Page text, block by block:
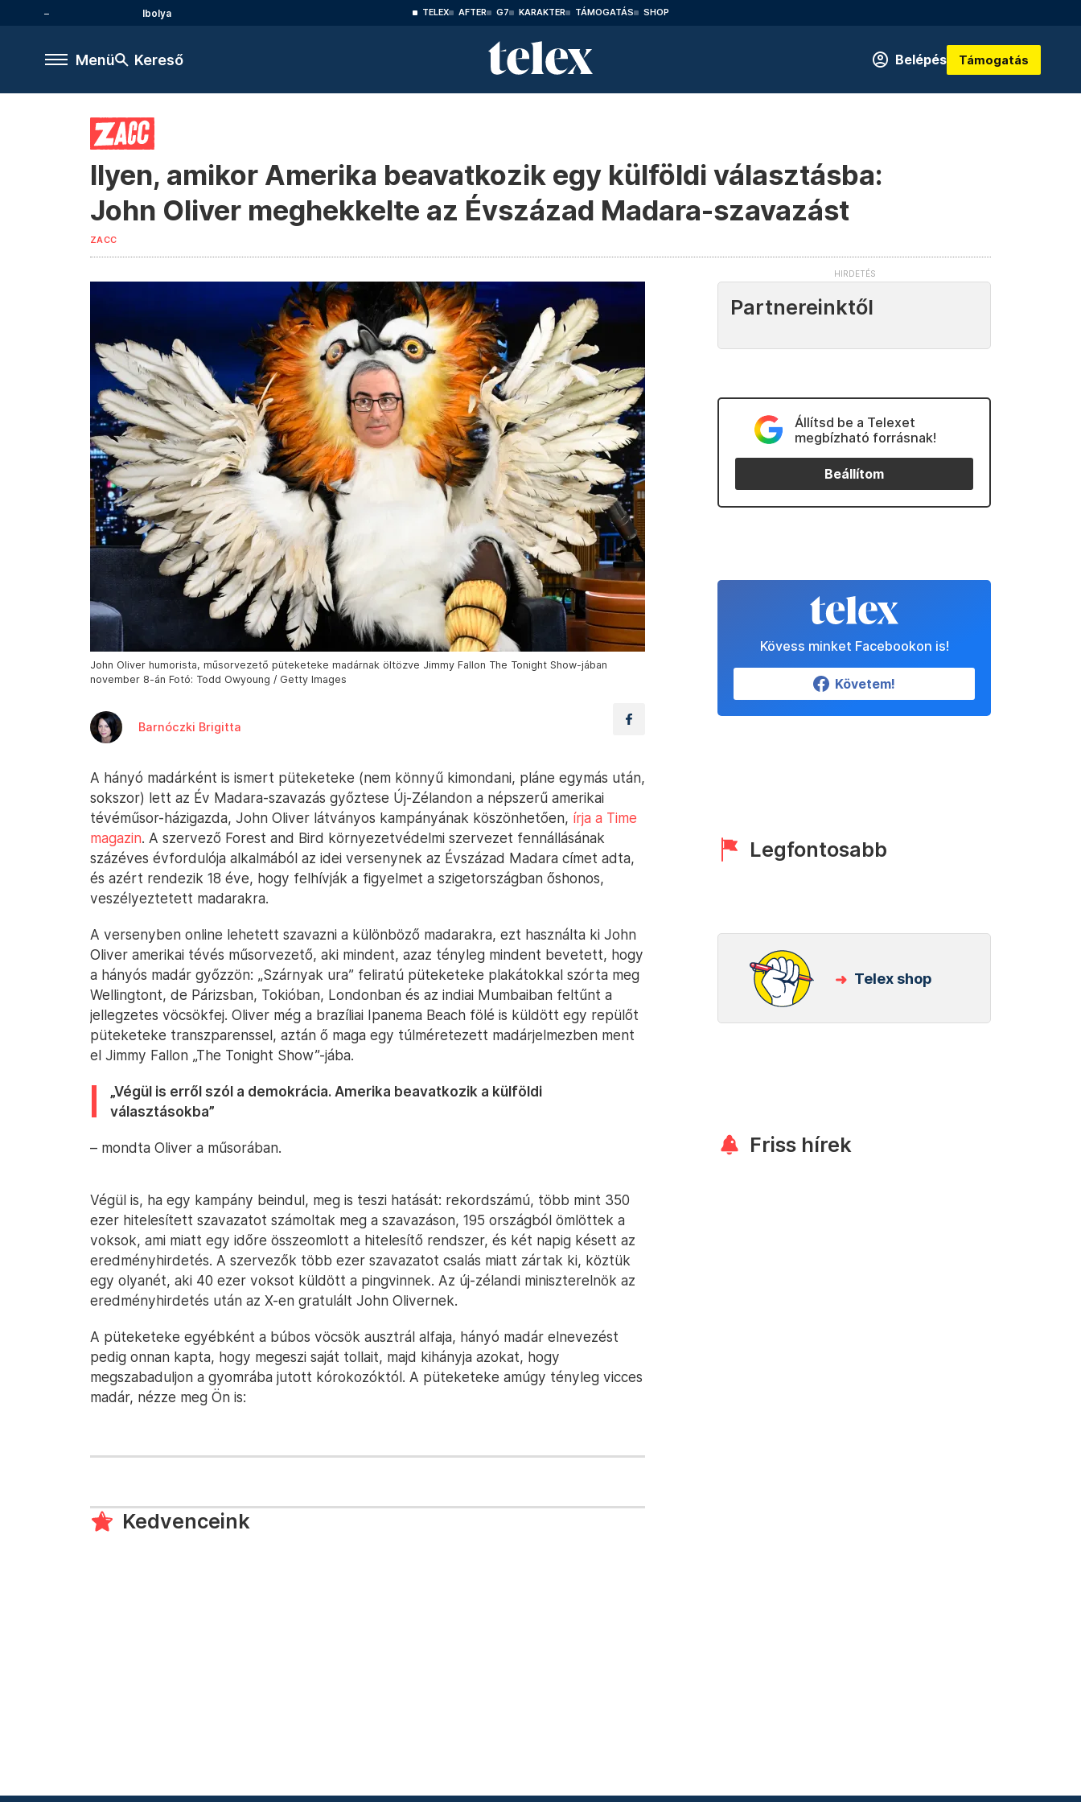
Ibolya TELEX AFTER G7 KARAKTER TÁMOGATÁS SHOP
Menü Kereső Belépés Támogatás
Ilyen, amikor Amerika beavatkozik egy külföldi választásba:
John Oliver meghekkelte az Évszázad Madara-szavazást
ZACC
John Oliver humorista, műsorvezető püteketeke madárnak öltözve Jimmy Fallon The Tonight Show-jában
november 8-án Fotó: Todd Owyoung / Getty Images
Barnóczki Brigitta
A hányó madárként is ismert püteketeke (nem könnyű kimondani, pláne egymás után,
sokszor) lett az Év Madara-szavazás győztese Új-Zélandon a népszerű amerikai
tévéműsor-házigazda, John Oliver látványos kampányának köszönhetően, írja a Time
magazin. A szervező Forest and Bird környezetvédelmi szervezet fennállásának
százéves évfordulója alkalmából az idei versenynek az Évszázad Madara címet adta,
és azért rendezik 18 éve, hogy felhívják a figyelmet a szigetországban őshonos,
veszélyeztetett madarakra.
A versenyben online lehetett szavazni a különböző madarakra, ezt használta ki John
Oliver amerikai tévés műsorvezető, aki mindent, azaz tényleg mindent bevetett, hogy
a hányós madár győzzön: „Szárnyak ura” feliratú püteketeke plakátokkal szórta meg
Wellingtont, de Párizsban, Tokióban, Londonban és az indiai Mumbaiban feltűnt a
jellegzetes vöcsökfej. Oliver még a brazíliai Ipanema Beach fölé is küldött egy repülőt
püteketeke transzparenssel, aztán ő maga egy túlméretezett madárjelmezben ment
el Jimmy Fallon „The Tonight Show”-jába.
„Végül is erről szól a demokrácia. Amerika beavatkozik a külföldi
választásokba”
– mondta Oliver a műsorában.
Végül is, ha egy kampány beindul, meg is teszi hatását: rekordszámú, több mint 350
ezer hitelesített szavazatot számoltak meg a szavazáson, 195 országból ömlöttek a
voksok, ami miatt egy időre összeomlott a hitelesítő rendszer, és két napig késett az
eredményhirdetés. A szervezők több ezer szavazatot csalás miatt zártak ki, köztük
egy olyanét, aki 40 ezer voksot küldött a pingvinnek. Az új-zélandi miniszterelnök az
eredményhirdetés után az X-en gratulált John Olivernek.
A püteketeke egyébként a búbos vöcsök ausztrál alfaja, hányó madár elnevezést
pedig onnan kapta, hogy megeszi saját tollait, majd kihányja azokat, hogy
megszabaduljon a gyomrába jutott kórokozóktól. A püteketeke amúgy tényleg vicces
madár, nézze meg Ön is:
Kedvenceink
Partnereinktől
Állítsd be a Telexet
megbízható forrásnak!
Beállítom
Kövess minket Facebookon is!
Követem!
Legfontosabb
Telex shop
Friss hírek